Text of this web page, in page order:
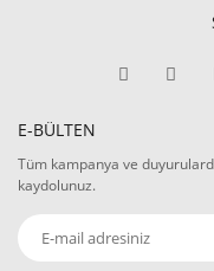
E-BÜLTEN
Tüm kampanya ve
kaydolunuz.